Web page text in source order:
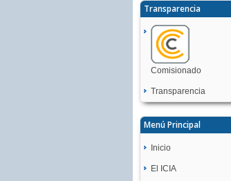
Transparencia
Comisionado
Transparencia
Menú Principal
Inicio
El ICIA